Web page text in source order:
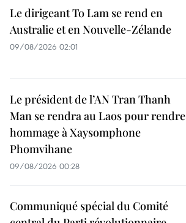
Le dirigeant To Lam se rend en
Australie et en Nouvelle-Zélande
09/08/2026 02:01
Le président de l’AN Tran Thanh
Man se rendra au Laos pour rendre
hommage à Xaysomphone
Phomvihane
09/08/2026 00:28
Communiqué spécial du Comité